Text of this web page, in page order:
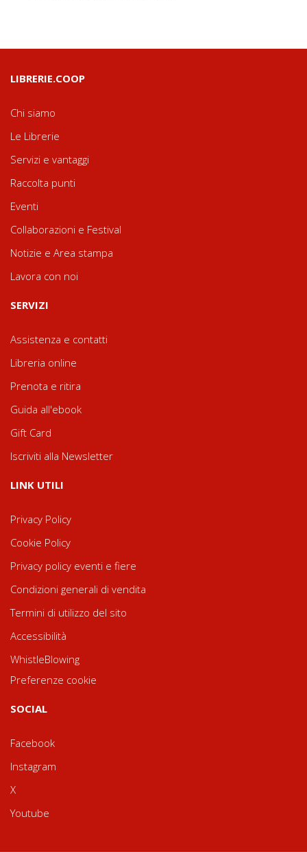
LIBRERIE.COOP
Chi siamo
Le Librerie
Servizi e vantaggi
Raccolta punti
Eventi
Collaborazioni e Festival
Notizie e Area stampa
Lavora con noi
SERVIZI
Assistenza e contatti
Libreria online
Prenota e ritira
Guida all'ebook
Gift Card
Iscriviti alla Newsletter
LINK UTILI
Privacy Policy
Cookie Policy
Privacy policy eventi e fiere
Condizioni generali di vendita
Termini di utilizzo del sito
Accessibilità
WhistleBlowing
Preferenze cookie
SOCIAL
Facebook
Instagram
X
Youtube